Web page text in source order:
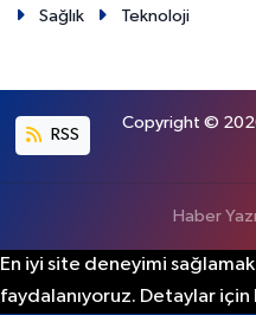
Sağlık
Teknoloji
RSS
Copyright ©
Haber
En iyi site deneyimi
faydalanıyoruz. Detaylar için